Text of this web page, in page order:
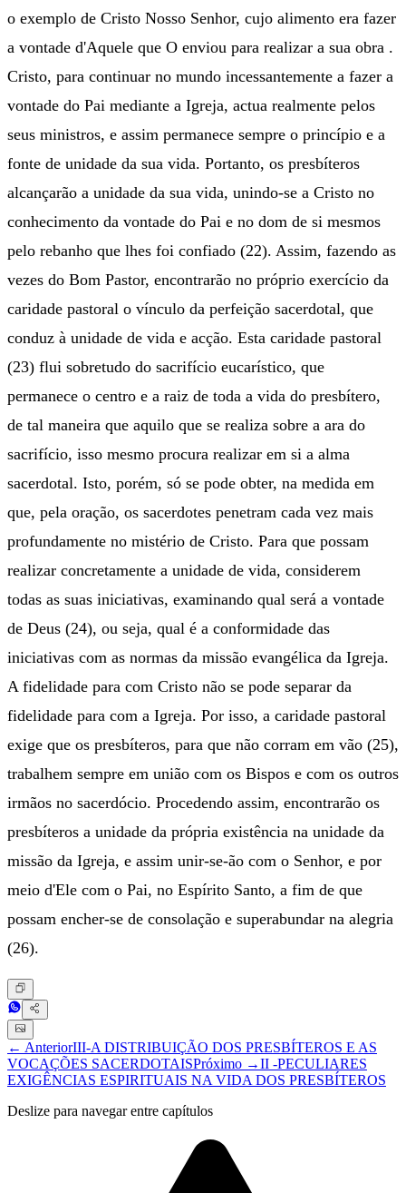
o exemplo de Cristo Nosso Senhor, cujo alimento era fazer
a vontade d'Aquele que O enviou para realizar a sua obra .
Cristo, para continuar no mundo incessantemente a fazer a
vontade do Pai mediante a Igreja, actua realmente pelos
seus ministros, e assim permanece sempre o princípio e a
fonte de unidade da sua vida. Portanto, os presbíteros
alcançarão a unidade da sua vida, unindo-se a Cristo no
conhecimento da vontade do Pai e no dom de si mesmos
pelo rebanho que lhes foi confiado (22). Assim, fazendo as
vezes do Bom Pastor, encontrarão no próprio exercício da
caridade pastoral o vínculo da perfeição sacerdotal, que
conduz à unidade de vida e acção. Esta caridade pastoral
(23) flui sobretudo do sacrifício eucarístico, que
permanece o centro e a raiz de toda a vida do presbítero,
de tal maneira que aquilo que se realiza sobre a ara do
sacrifício, isso mesmo procura realizar em si a alma
sacerdotal. Isto, porém, só se pode obter, na medida em
que, pela oração, os sacerdotes penetram cada vez mais
profundamente no mistério de Cristo. Para que possam
realizar concretamente a unidade de vida, considerem
todas as suas iniciativas, examinando qual será a vontade
de Deus (24), ou seja, qual é a conformidade das
iniciativas com as normas da missão evangélica da Igreja.
A fidelidade para com Cristo não se pode separar da
fidelidade para com a Igreja. Por isso, a caridade pastoral
exige que os presbíteros, para que não corram em vão (25),
trabalhem sempre em união com os Bispos e com os outros
irmãos no sacerdócio. Procedendo assim, encontrarão os
presbíteros a unidade da própria existência na unidade da
missão da Igreja, e assim unir-se-ão com o Senhor, e por
meio d'Ele com o Pai, no Espírito Santo, a fim de que
possam encher-se de consolação e superabundar na alegria
(26).
← AnteriorIII-A DISTRIBUIÇÃO DOS PRESBÍTEROS E AS
VOCAÇÕES SACERDOTAISPróximo →II -PECULIARES
EXIGÊNCIAS ESPIRITUAIS NA VIDA DOS PRESBÍTEROS
Deslize para navegar entre capítulos